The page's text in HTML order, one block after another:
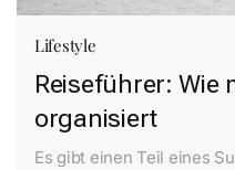
Lifestyle
Reiseführer: Wie
organisiert
Es gibt einen Teil eines